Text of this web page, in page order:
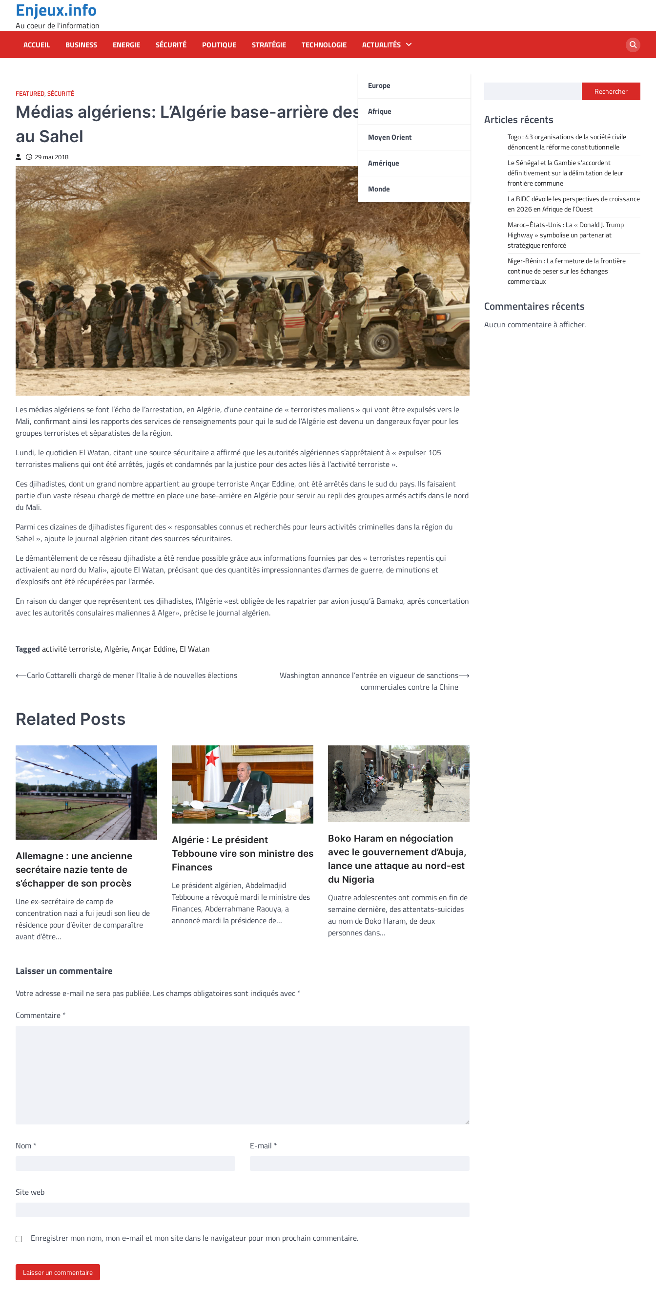
content
Enjeux.info
Au coeur de l'information
ACCUEIL BUSINESS ENERGIE SÉCURITÉ POLITIQUE STRATÉGIE TECHNOLOGIE ACTUALITÉS
Europe
Afrique
Moyen Orient
Amérique
Monde
FEATURED, SÉCURITÉ
Médias algériens: L’Algérie base-arrière des terroristes
au Sahel
29 mai 2018
Les médias algériens se font l’écho de l’arrestation, en Algérie, d’une centaine de « terroristes maliens » qui vont être expulsés vers le
Mali, confirmant ainsi les rapports des services de renseignements pour qui le sud de l’Algérie est devenu un dangereux foyer pour les
groupes terroristes et séparatistes de la région.
Lundi, le quotidien El Watan, citant une source sécuritaire a affirmé que les autorités algériennes s’apprêtaient à « expulser 105
terroristes maliens qui ont été arrêtés, jugés et condamnés par la justice pour des actes liés à l’activité terroriste ».
Ces djihadistes, dont un grand nombre appartient au groupe terroriste Ançar Eddine, ont été arrêtés dans le sud du pays. Ils faisaient
partie d’un vaste réseau chargé de mettre en place une base-arrière en Algérie pour servir au repli des groupes armés actifs dans le nord
du Mali.
Parmi ces dizaines de djihadistes figurent des « responsables connus et recherchés pour leurs activités criminelles dans la région du
Sahel », ajoute le journal algérien citant des sources sécuritaires.
Le démantèlement de ce réseau djihadiste a été rendue possible grâce aux informations fournies par des « terroristes repentis qui
activaient au nord du Mali», ajoute El Watan, précisant que des quantités impressionnantes d’armes de guerre, de minutions et
d’explosifs ont été récupérées par l’armée.
En raison du danger que représentent ces djihadistes, l’Algérie «est obligée de les rapatrier par avion jusqu’à Bamako, après concertation
avec les autorités consulaires maliennes à Alger», précise le journal algérien.
Tagged activité terroriste,Algérie,Ançar Eddine, El Watan
Navigation
⟵Carlo Cottarelli chargé de mener l’Italie à de nouvelles élections
Washington annonce l’entrée en vigueur de sanctions
commerciales contre la Chine
⟶
Related Posts
Allemagne : une ancienne
secrétaire nazie tente de
s’échapper de son procès
Une ex-secrétaire de camp de
concentration nazi a fui jeudi son lieu de
résidence pour d’éviter de comparaître
avant d’être…
Algérie : Le président
Tebboune vire son ministre des
Finances
Le président algérien, Abdelmadjid
Tebboune a révoqué mardi le ministre des
Finances, Abderrahmane Raouya, a
annoncé mardi la présidence de…
Boko Haram en négociation
avec le gouvernement d’Abuja,
lance une attaque au nord-est
du Nigeria
Quatre adolescentes ont commis en fin de
semaine dernière, des attentats-suicides
au nom de Boko Haram, de deux
personnes dans…
Laisser un commentaire
Votre adresse e-mail ne sera pas publiée. Les champs obligatoires sont indiqués avec *
Commentaire *
Nom * E-mail *
Site web
Enregistrer mon nom, mon e-mail et mon site dans le navigateur pour mon prochain commentaire.
Rechercher
Articles récents
Togo : 43 organisations de la société civile
dénoncent la réforme constitutionnelle
Le Sénégal et la Gambie s’accordent
définitivement sur la délimitation de leur
frontière commune
La BIDC dévoile les perspectives de croissance
en 2026 en Afrique de l’Ouest
Maroc–États-Unis : La « Donald J. Trump
Highway » symbolise un partenariat
stratégique renforcé
Niger-Bénin : La fermeture de la frontière
continue de peser sur les échanges
commerciaux
Commentaires récents
Aucun commentaire à afficher.